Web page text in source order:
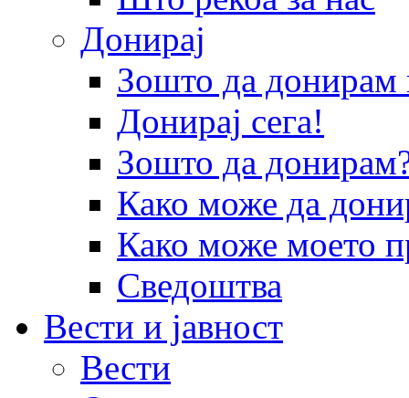
Донирај
Зошто да
Донирај сега!
Зошто да
Како може да
Како може моето
Сведоштва
Вести и јавност
Вести